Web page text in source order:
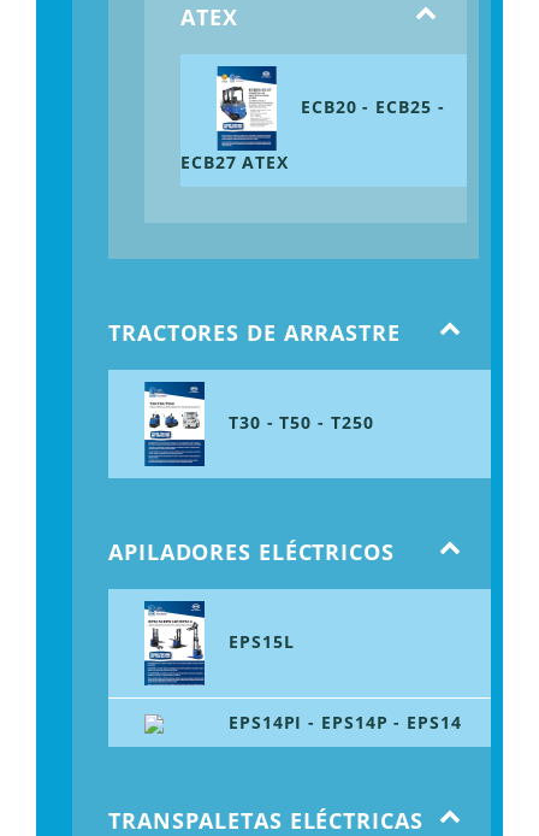
ATEX
ECB20 - ECB25 -
ECB27 ATEX
TRACTORES DE ARRASTRE
T30 - T50 - T250
APILADORES ELÉCTRICOS
EPS15L
EPS14PI - EPS14P - EPS14
TRANSPALETAS ELÉCTRICAS